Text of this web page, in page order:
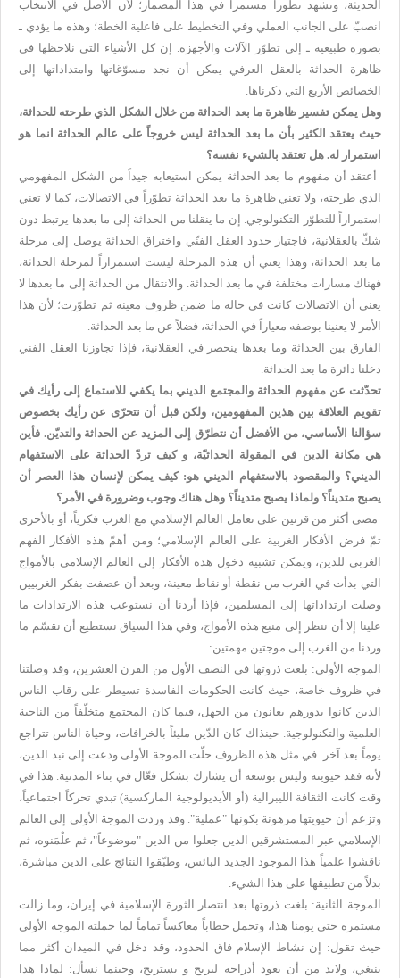
الحديثة، وتشهد تطوراً مستمراً في هذا المضمار؛ لأن الأصل في الانتخاب
انصبّ على الجانب العملي وفي التخطيط على فاعلية الخطة؛ وهذه ما يؤدي ـ
بصورة طبيعية ـ إلى تطوّر الآلات والأجهزة. إن كل الأشياء التي نلاحظها في
ظاهرة الحداثة بالعقل العرفي يمكن أن نجد مسوّغاتها وامتداداتها إلى
الخصائص الأربع التي ذكرناها.
وهل يمكن تفسير ظاهرة ما بعد الحداثة من خلال الشكل الذي طرحته للحداثة،
حيث يعتقد الكثير بأن ما بعد الحداثة ليس خروجاً على عالم الحداثة انما هو
استمرار له. هل تعتقد بالشيء نفسه؟
أعتقد أن مفهوم ما بعد الحداثة يمكن استيعابه جيداً من الشكل المفهومي
الذي طرحته، ولا تعني ظاهرة ما بعد الحداثة تطوّراً في الاتصالات، كما لا تعني
استمراراً للتطوّر التكنولوجي. إن ما ينقلنا من الحداثة إلى ما بعدها يرتبط دون
شكّ بالعقلانية، فاجتياز حدود العقل الفنّي واختراق الحداثة يوصل إلى مرحلة
ما بعد الحداثة، وهذا يعني أن هذه المرحلة ليست استمراراً لمرحلة الحداثة،
فهناك مسارات مختلفة في ما بعد الحداثة. والانتقال من الحداثة إلى ما بعدها لا
يعني أن الاتصالات كانت في حالة ما ضمن ظروف معينة ثم تطوّرت؛ لأن هذا
الأمر لا يعنينا بوصفه معياراً في الحداثة، فضلاً عن ما بعد الحداثة.
الفارق بين الحداثة وما بعدها ينحصر في العقلانية، فإذا تجاوزنا العقل الفني
دخلنا دائرة ما بعد الحداثة.
تحدّثت عن مفهوم الحداثة والمجتمع الديني بما يكفي للاستماع إلى رأيك في
تقويم العلاقة بين هذين المفهومين، ولكن قبل أن نتحرّى عن رأيك بخصوص
سؤالنا الأساسي، من الأفضل أن نتطرّق إلى المزيد عن الحداثة والتديّن. فأين
هي مكانة الدين في المقولة الحداثيّة، و كيف تردّ الحداثة على الاستفهام
الديني؟ والمقصود بالاستفهام الديني هو: كيف يمكن لإنسان هذا العصر أن
يصبح متديناً؟ ولماذا يصبح متديناً؟ وهل هناك وجوب وضرورة في الأمر؟
مضى أكثر من قرنين على تعامل العالم الإسلامي مع الغرب فكرياً، أو بالأحرى
تمّ فرض الأفكار الغربية على العالم الإسلامي؛ ومن أهمّ هذه الأفكار الفهم
الغربي للدين، ويمكن تشبيه دخول هذه الأفكار إلى العالم الإسلامي بالأمواج
التي بدأت في الغرب من نقطة أو نقاط معينة، وبعد أن عصفت بفكر الغربيين
وصلت ارتداداتها إلى المسلمين، فإذا أردنا أن نستوعب هذه الارتدادات ما
علينا إلا أن ننظر إلى منبع هذه الأمواج، وفي هذا السياق نستطيع أن نقسّم ما
وردنا من الغرب إلى موجتين مهمتين:
الموجة الأولى: بلغت ذروتها في النصف الأول من القرن العشرين، وقد وصلتنا
في ظروف خاصة، حيث كانت الحكومات الفاسدة تسيطر على رقاب الناس
الذين كانوا بدورهم يعانون من الجهل، فيما كان المجتمع متخلّفاً من الناحية
العلمية والتكنولوجية. حينذاك كان الدّين مليئاً بالخرافات، وحياة الناس تتراجع
يوماً بعد آخر. في مثل هذه الظروف حلّت الموجة الأولى ودعت إلى نبذ الدين،
لأنه فقد حيويته وليس بوسعه أن يشارك بشكل فعّال في بناء المدنية. هذا في
وقت كانت الثقافة الليبرالية (أو الأيديولوجية الماركسية) تبدي تحركاً اجتماعياً،
وتزعم أن حيويتها مرهونة بكونها "عملية". وقد وردت الموجة الأولى إلى العالم
الإسلامي عبر المستشرقين الذين جعلوا من الدين "موضوعاً"، ثم علْمَنوه، ثم
ناقشوا علمياً هذا الموجود الجديد البائس، وطبّقوا النتائج على الدين مباشرة،
بدلاً من تطبيقها على هذا الشيء.
الموجة الثانية: بلغت ذروتها بعد انتصار الثورة الإسلامية في إيران، وما زالت
مستمرة حتى يومنا هذا، وتحمل خطاباً معاكساً تماماً لما حملته الموجة الأولى
حيث تقول: إن نشاط الإسلام فاق الحدود، وقد دخل في الميدان أكثر مما
ينبغي، ولابد من أن يعود أدراجه ليريح و يستريح، وحينما نسأل: لماذا هذا